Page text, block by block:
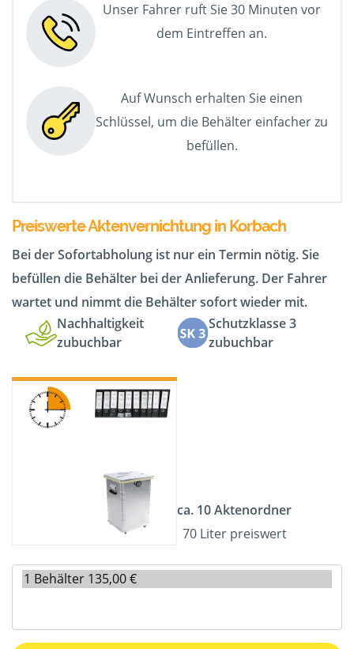
Unser Fahrer ruft Sie 30 Minuten vor
dem Eintreffen an.
Auf Wunsch erhalten Sie einen
Schlüssel, um die Behälter einfacher zu
befüllen.
Preiswerte Aktenvernichtung in Korbach
Bei der Sofortabholung ist nur ein Termin nötig. Sie
befüllen die Behälter bei der Anlieferung. Der Fahrer
wartet und nimmt die Behälter sofort wieder mit.
Nachhaltigkeit
zubuchbar
Schutzklasse 3
zubuchbar
ca. 10 Aktenordner
70 Liter preiswert